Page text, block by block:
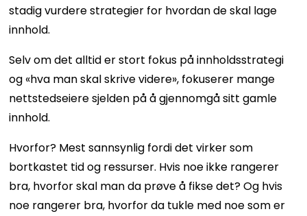
stadig vurdere strategier for hvordan de skal lage
innhold.
Selv om det alltid er stort fokus på innholdsstrategi
og «hva man skal skrive videre», fokuserer mange
nettstedseiere sjelden på å gjennomgå sitt gamle
innhold.
Hvorfor? Mest sannsynlig fordi det virker som
bortkastet tid og ressurser. Hvis noe ikke rangerer
bra, hvorfor skal man da prøve å fikse det? Og hvis
noe rangerer bra, hvorfor da tukle med noe som er